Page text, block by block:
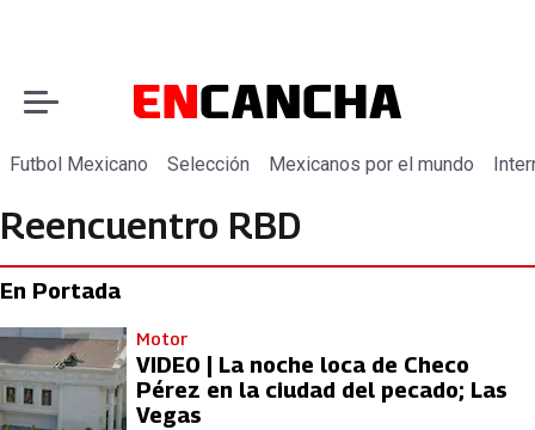
Futbol Mexicano Selección Mexicanos por el mundo
Reencuentro RBD
En Portada
Motor
VIDEO | La noche loca de Checo
Pérez en la ciudad del pecado; Las
Vegas